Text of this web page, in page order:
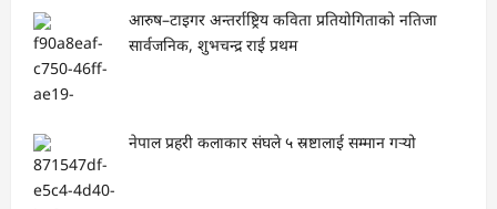
आरुष–टाइगर अन्तर्राष्ट्रिय कविता प्रतियोगिताको नतिजा
सार्वजनिक, शुभचन्द्र राई प्रथम
नेपाल प्रहरी कलाकार संघले ५ स्रष्टालाई सम्मान गर्‍यो